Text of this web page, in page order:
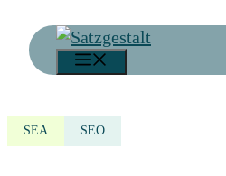
Inhalt
springen
SEA SEO